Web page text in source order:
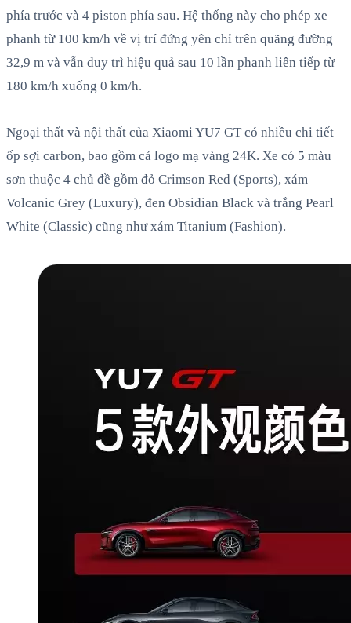
phía trước và 4 piston phía sau. Hệ thống này cho phép xe
phanh từ 100 km/h về vị trí đứng yên chỉ trên quãng đường
32,9 m và vẫn duy trì hiệu quả sau 10 lần phanh liên tiếp từ
180 km/h xuống 0 km/h.
Ngoại thất và nội thất của Xiaomi YU7 GT có nhiều chi tiết
ốp sợi carbon, bao gồm cả logo mạ vàng 24K. Xe có 5 màu
sơn thuộc 4 chủ đề gồm đỏ Crimson Red (Sports), xám
Volcanic Grey (Luxury), đen Obsidian Black và trắng Pearl
White (Classic) cũng như xám Titanium (Fashion).